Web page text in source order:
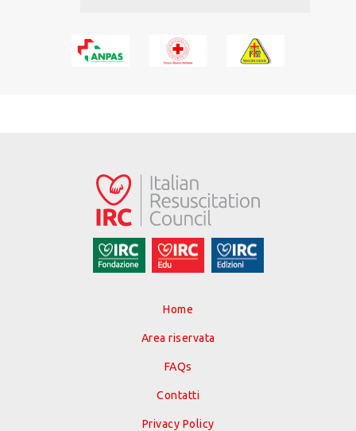
Home
Area riservata
FAQs
Contatti
Privacy Policy